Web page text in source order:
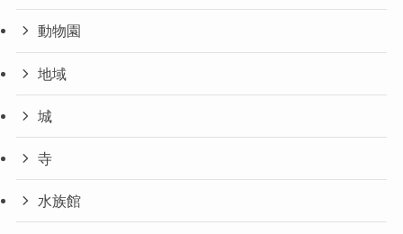
動物園
地域
城
寺
水族館